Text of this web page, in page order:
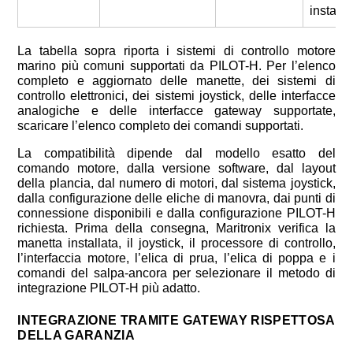
La tabella sopra riporta i sistemi di controllo motore
marino più comuni supportati da PILOT-H. Per l’elenco
completo e aggiornato delle manette, dei sistemi di
controllo elettronici, dei sistemi joystick, delle interfacce
analogiche e delle interfacce gateway supportate,
scaricare l’elenco completo dei comandi supportati.
La compatibilità dipende dal modello esatto del
comando motore, dalla versione software, dal layout
della plancia, dal numero di motori, dal sistema joystick,
dalla configurazione delle eliche di manovra, dai punti di
connessione disponibili e dalla configurazione PILOT-H
richiesta. Prima della consegna, Maritronix verifica la
manetta installata, il joystick, il processore di controllo,
l’interfaccia motore, l’elica di prua, l’elica di poppa e i
comandi del salpa-ancora per selezionare il metodo di
integrazione PILOT-H più adatto.
INTEGRAZIONE TRAMITE GATEWAY RISPETTOSA
DELLA GARANZIA